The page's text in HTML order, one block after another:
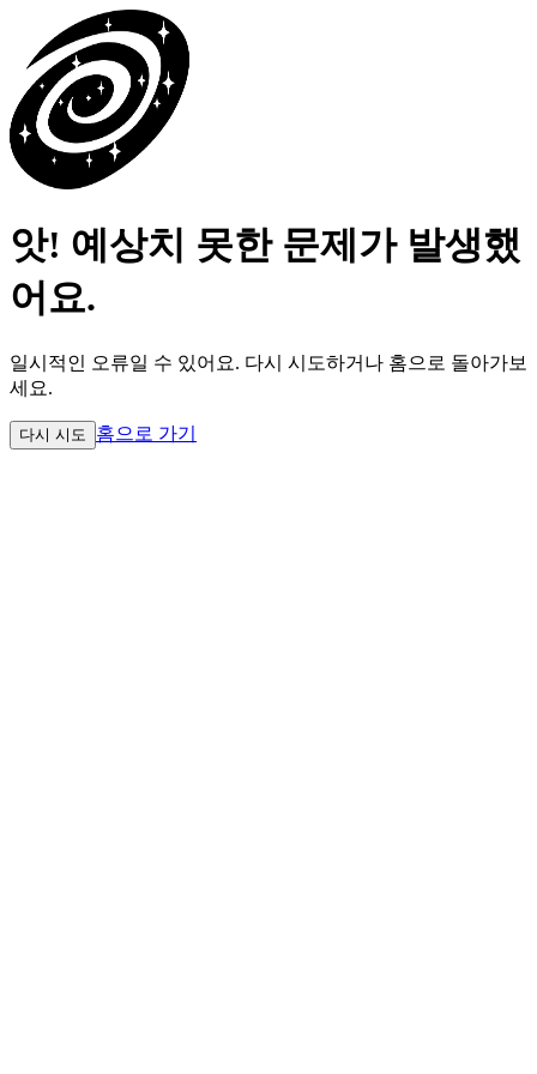
앗! 예상치 못한 문제가 발생했
어요.
일시적인 오류일 수 있어요. 다시 시도하거나 홈으로 돌아가보
세요.
다시 시도 홈으로 가기